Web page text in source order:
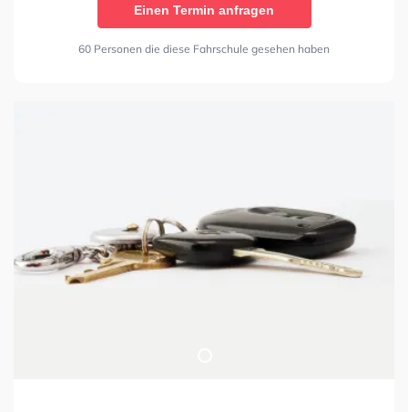
Einen Termin anfragen
60 Personen die diese Fahrschule gesehen haben